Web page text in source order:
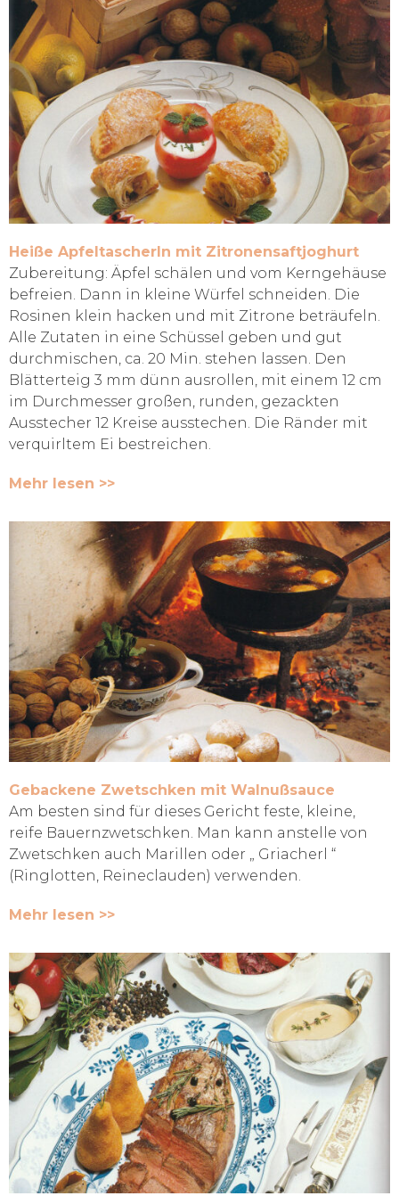
Heiße Apfeltascherln mit Zitronensaftjoghurt
Zubereitung: Äpfel schälen und vom Kerngehäuse
befreien. Dann in kleine Würfel schneiden. Die
Rosinen klein hacken und mit Zitrone beträufeln.
Alle Zutaten in eine Schüssel geben und gut
durchmischen, ca. 20 Min. stehen lassen. Den
Blätterteig 3 mm dünn ausrollen, mit einem 12 cm
im Durchmesser großen, runden, gezackten
Ausstecher 12 Kreise ausstechen. Die Ränder mit
verquirltem Ei bestreichen.
Mehr lesen >>
Gebackene Zwetschken mit Walnußsauce
Am besten sind für dieses Gericht feste, kleine,
reife Bauernzwetschken. Man kann anstelle von
Zwetschken auch Marillen oder „ Griacherl “
(Ringlotten, Reineclauden) verwenden.
Mehr lesen >>